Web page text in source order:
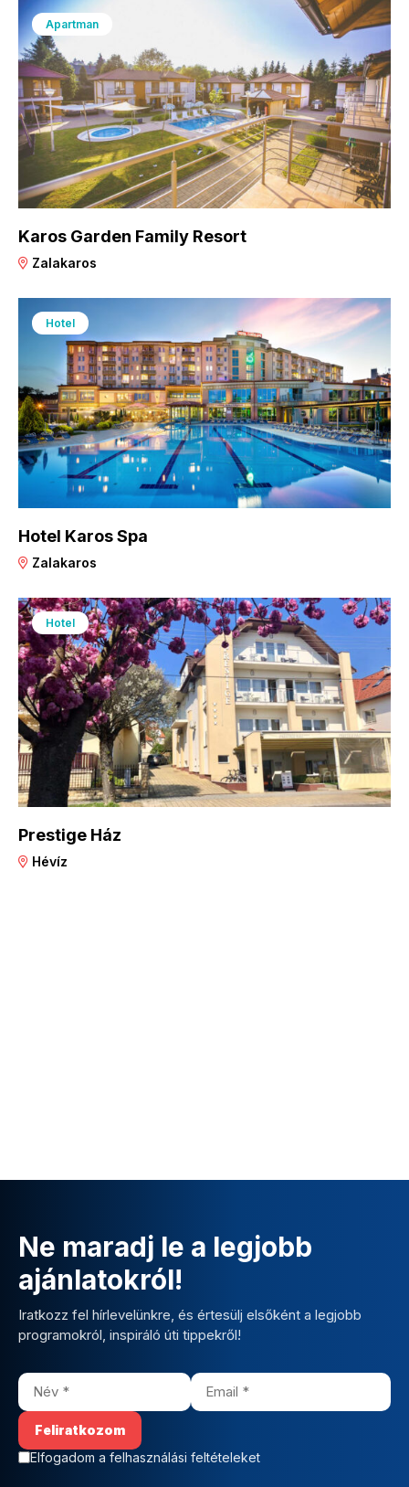
Apartman
Karos Garden Family Resort
Zalakaros
Hotel
Hotel Karos Spa
Zalakaros
Hotel
Prestige Ház
Hévíz
Ne maradj le a legjobb
ajánlatokról!
Iratkozz fel hírlevelünkre, és értesülj elsőként a legjobb
programokról, inspiráló úti tippekről!
Elfogadom a felhasználási feltételeket